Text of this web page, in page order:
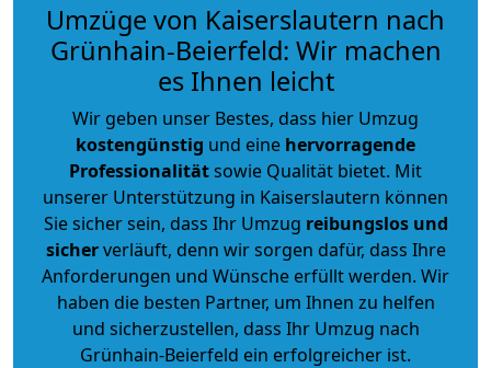
Umzüge von Kaiserslautern nach
Grünhain-Beierfeld: Wir machen
es Ihnen leicht
Wir geben unser Bestes, dass hier Umzug
kostengünstig und eine hervorragende
Professionalitätsowie Qualität bietet. Mit
unserer Unterstützung in Kaiserslautern können
Sie sicher sein, dass Ihr Umzug reibungslos und
sicherverläuft, denn wir sorgen dafür, dass Ihre
Anforderungen und Wünsche erfüllt werden. Wir
haben die besten Partner, um Ihnen zu helfen
und sicherzustellen, dass Ihr Umzug nach
Grünhain-Beierfeld ein erfolgreicher ist.